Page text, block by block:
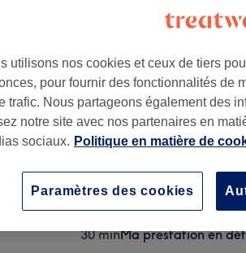
30 minMa prestation en
Garçon moins de 15 ans -
30 minMa prestation en
utilisons nos cookies et ceux de tiers
pour fournir des fonctionnalités de
trafic. Nous partageons également des
notre site avec nos partenaires en
sociaux. Politique en matière de
Paramètres des cookies